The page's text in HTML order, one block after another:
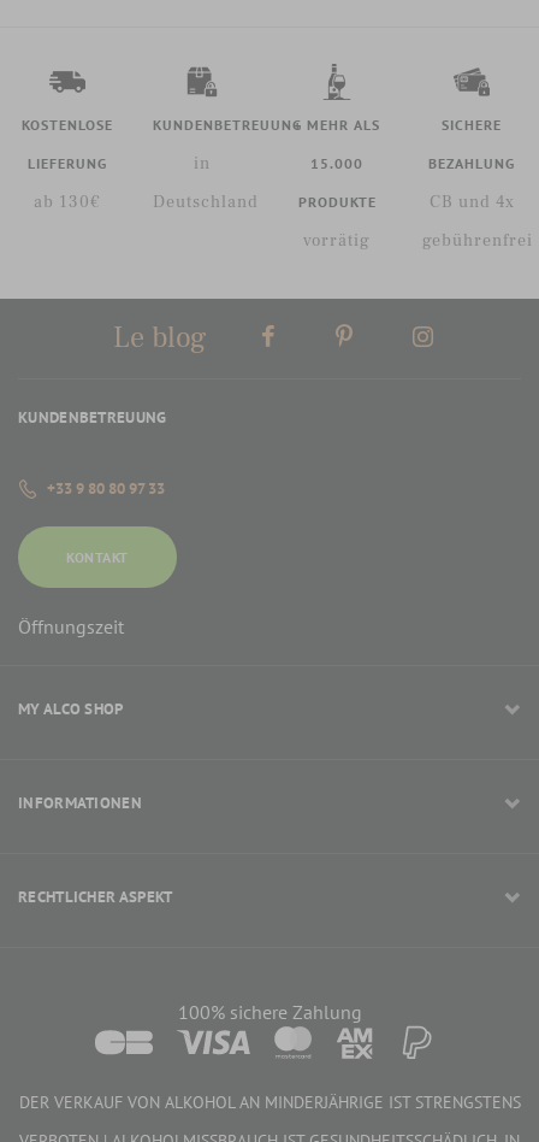
KOSTENLOSE
LIEFERUNG
ab 130€
KUNDENBETREUUNG
in
Deutschland
+ MEHR ALS
15.000
PRODUKTE
vorrätig
SICHERE
BEZAHLUNG
CB und 4x
gebührenfrei
Le blog
KUNDENBETREUUNG
+33 9 80 80 97 33
KONTAKT
Öffnungszeit
MY ALCO SHOP
INFORMATIONEN
RECHTLICHER ASPEKT
100% sichere Zahlung
DER VERKAUF VON ALKOHOL AN MINDERJÄHRIGE IST STRENGSTENS